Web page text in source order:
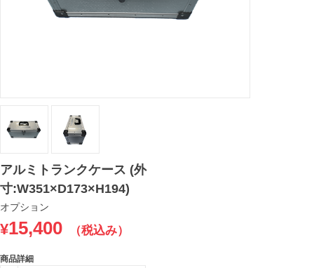
アルミトランクケース (外
寸:W351×D173×H194)
オプション
¥15,400 （税込み）
商品詳細